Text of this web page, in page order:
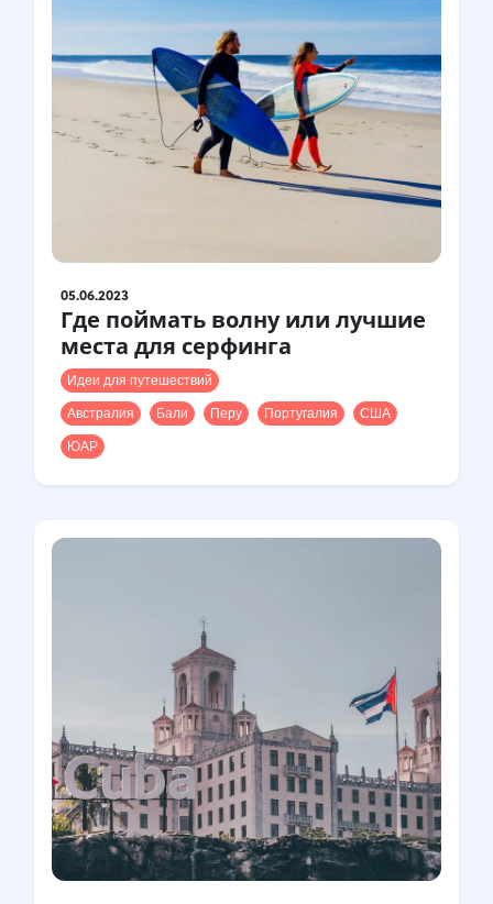
05.06.2023
Где поймать волну или лучшие
места для серфинга
Идеи для путешествий
Австралия
Бали Перу Португалия
США
ЮАР